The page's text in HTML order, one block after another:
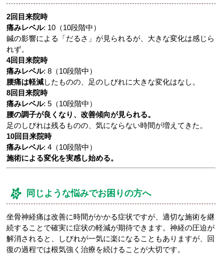
2回目来院時
痛みレベル: 10（10段階中）
鍼の影響による「だるさ」が見られるが、大きな変化は感じら
れず。
4回目来院時
痛みレベル: 8（10段階中）
腰痛は軽減したものの、足のしびれに大きな変化はなし。
8回目来院時
痛みレベル: 5（10段階中）
腰の調子が良くなり、改善傾向が見られる。
足のしびれは残るものの、気にならない時間が増えてきた。
10回目来院時
痛みレベル: 4（10段階中）
施術による変化を実感し始める。
同じような悩みでお困りの方へ
坐骨神経痛は改善に時間がかかる症状ですが、適切な施術を継
続することで確実に症状の軽減が期待できます。神経の圧迫が
解消されると、しびれが一気に楽になることもありますが、回
復の過程では根気強く治療を続けることが大切です。